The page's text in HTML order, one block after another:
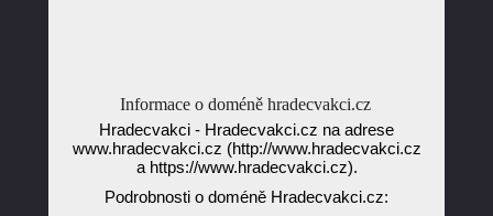
Informace o doméně hradecvakci.cz
Hradecvakci - Hradecvakci.cz na adrese
www.hradecvakci.cz (http://www.hradecvakci.cz
a https://www.hradecvakci.cz).
Podrobnosti o doméně Hradecvakci.cz: